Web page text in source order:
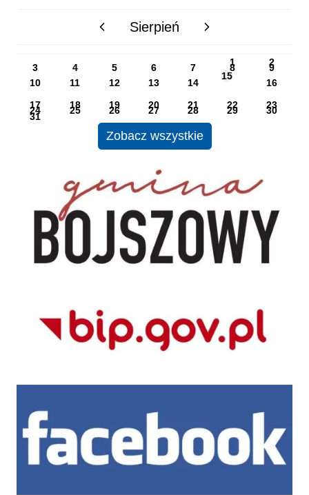
poprzedni miesiącSierpień następny miesiąc
1 2
3 4 5 6 7 8
9
10
11 12 13 14
15
16
17 18 19 20 21 22 23
24 25 26 27 28 29 30
31
Zobacz wszystkie